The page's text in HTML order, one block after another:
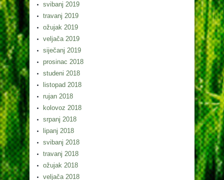
svibanj 2019
travanj 2019
ožujak 2019
veljača 2019
siječanj 2019
prosinac 2018
studeni 2018
listopad 2018
rujan 2018
kolovoz 2018
srpanj 2018
lipanj 2018
svibanj 2018
travanj 2018
ožujak 2018
veljača 2018